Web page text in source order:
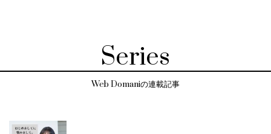
Series
Web Domaniの連載記事